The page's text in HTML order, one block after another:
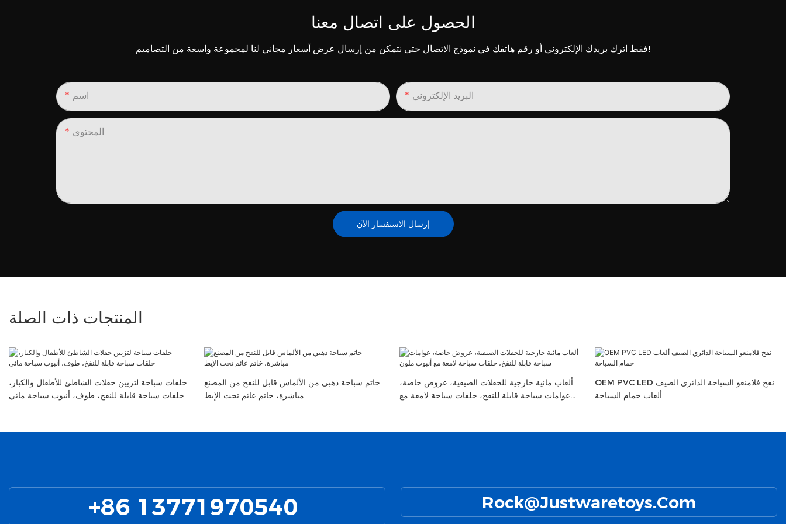
الحصول على اتصال معنا
فقط اترك بريدك الإلكتروني أو رقم هاتفك في نموذج الاتصال حتى نتمكن من إرسال عرض أسعار مجاني لنا لمجموعة واسعة من التصاميم!
اسم البريد الإلكتروني
المحتوى
إرسال الاستفسار الآن
المنتجات ذات الصلة
حلقات سباحة لتزيين حفلات الشاطئ للأطفال والكبار،
حلقات سباحة قابلة للنفخ، طوف، أنبوب سباحة مائي
خاتم سباحة ذهبي من الألماس قابل للنفخ من المصنع
مباشرة، خاتم عائم تحت الإبط
ألعاب مائية خارجية للحفلات الصيفية، عروض خاصة،
عوامات سباحة قابلة للنفخ، حلقات سباحة لامعة مع
OEM PVC LED نفخ فلامنغو السباحة الدائري الصيف
ألعاب حمام السباحة
+86 13771970540 Rock@Justwaretoys.com